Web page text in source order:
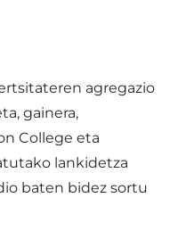
agregazio
gainera,
College eta
lankidetza
baten bidez sortu